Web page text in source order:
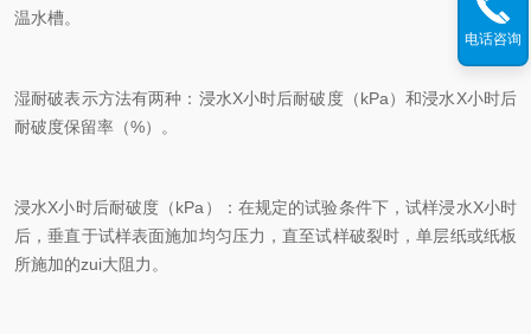
温水槽。
湿耐破表示方法有两种：浸水X小时后耐破度（kPa）和浸水X小时后
耐破度保留率（%）。
浸水X小时后耐破度（kPa）：在规定的试验条件下，试样浸水X小时
后，垂直于试样表面施加均匀压力，直至试样破裂时，单层纸或纸板
所施加的zui大阻力。
电话咨询